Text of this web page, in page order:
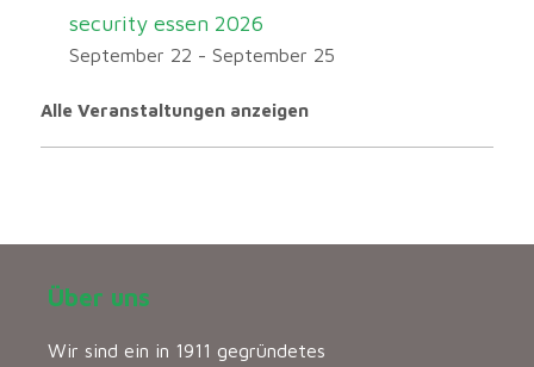
security essen 2026
September 22 - September 25
Alle Veranstaltungen anzeigen
Über uns
Wir sind ein in 1911 gegründetes